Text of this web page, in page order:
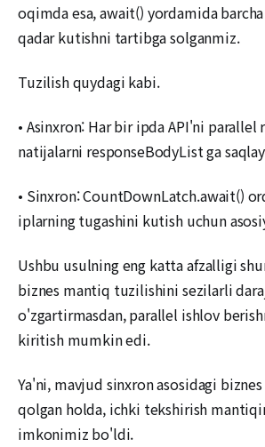
oqimda esa, await() yordamida
qadar kutishni tartibga solganmiz.
Tuzilish quydagi kabi.
• Asinxron: Har bir ipda API'ni parallel
natijalarni responseBodyList ga
• Sinxron: CountDownLatch.await()
iplarning tugashini kutish uchun
Ushbu usulning eng katta afzalligi
biznes mantiq tuzilishini sezilarli
o'zgartirmasdan, parallel ishlov
kiritish mumkin edi.
Ya'ni, mavjud sinxron asosidagi
qolgan holda, ichki tekshirish
imkonimiz bo'ldi.